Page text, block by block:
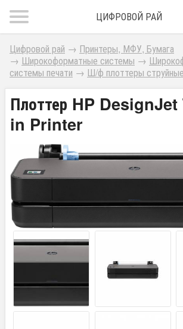
ЦИФРОВОЙ РАЙ
Цифровой рай → Принтеры, МФУ, Бумага
→ Широкоформатные системы →
системы печати → Ш/ф плоттеры струйные
Плоттер HP
in Printer